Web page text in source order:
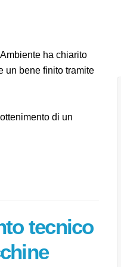
dell’Ambiente ha
che produce un
l’ottenimento di